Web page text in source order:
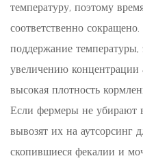
температуру, поэтому
соответственно
поддержание
увеличению
высокая плотность
Если фермеры не убирают
вывозят их на аутсорсинг
скопившиеся фекалии и